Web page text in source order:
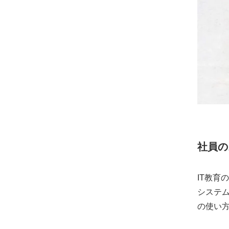
社員
IT教育
システ
の使い